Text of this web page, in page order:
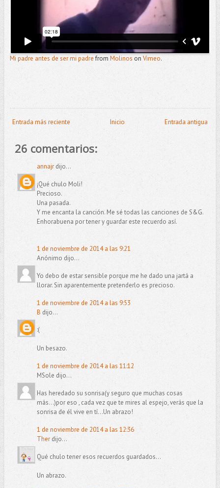
Mi padre antes de ser mi padrefrom Molinos on Vimeo.
Entrada más reciente Entrada antigua
Inicio
26 comentarios:
annajrdijo...
¡Qué chulo Moli!
Precioso.
Una pasada.
Y me encanta la canción. Me sé todas las canciones de S&G.
Enhorabuena por tener y guardar este recuerdo así.
1 de noviembre de 2014 a las 9:21
Anónimo dijo...
Yo debo de estar sensible porque me he dado una jartá a
llorar. Sin aparentemente pretenderlo es precioso.
1 de noviembre de 2014 a las 9:53
B dijo...
:(
Un besazo.
1 de noviembre de 2014 a las 11:12
MSole dijo...
Has heredado su sonrisa(y seguro que muchas cosas
más...)por eso , cada vez que te mires al espejo, verás que la
sonrisa de él vive en tí...Un abrazo!
1 de noviembre de 2014 a las 12:36
Therdijo...
Qué chulo tener esos recuerdos guardados...
Un abrazo.